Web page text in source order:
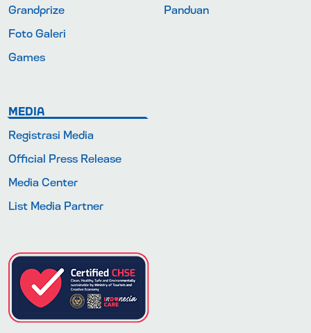
Grandprize
Foto Galeri
Games
Panduan
MEDIA
Registrasi Media
Official Press Release
Media Center
List Media Partner